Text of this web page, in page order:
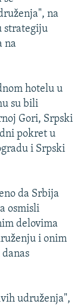
na
strategiju
na
hotelu u
su bili
Gori, Srpski
pokret u
i Srpski
da Srbija
osmisli
delovima
i onim
udruženja",